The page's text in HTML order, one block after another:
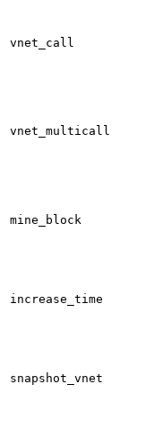
vnet_call
vnet_multicall
mine_block
increase_time
snapshot_vnet